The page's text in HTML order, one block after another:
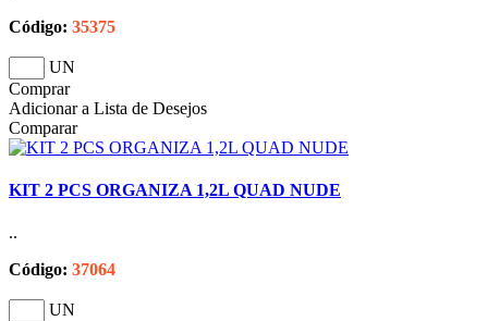
Código: 35375
UN
Comprar
Adicionar a Lista de Desejos
Comparar
KIT 2 PCS ORGANIZA 1,2L QUAD NUDE
..
Código: 37064
UN